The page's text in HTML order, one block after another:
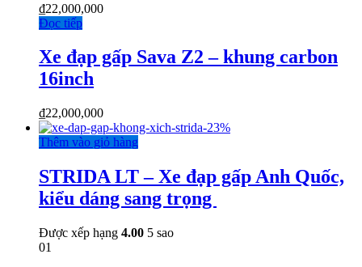
₫22,000,000
Đọc tiếp
Xe đạp gấp Sava Z2 – khung carbon
16inch
₫22,000,000
-23%
Thêm vào giỏ hàng
STRIDA LT – Xe đạp gấp Anh Quốc,
kiểu dáng sang trọng
Được xếp hạng 4.00 5 sao
01